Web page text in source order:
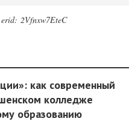
erid: 2Vfnxw7EteC
как современный
колледже
образованию